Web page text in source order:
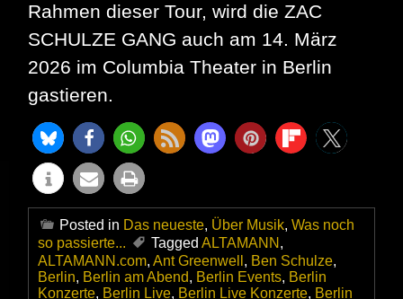
Rahmen dieser Tour, wird die ZAC
SCHULZE GANG auch am 14. März
2026 im Columbia Theater in Berlin
gastieren.
Posted in Das neueste, Über Musik, Was noch
so passierte...
Tagged ALTAMANN ,
ALTAMANN.com, Ant Greenwell , Ben Schulze,
Berlin, Berlin am Abend, Berlin Events, Berlin
Konzerte, Berlin Live, Berlin Live Konzerte, Berlin